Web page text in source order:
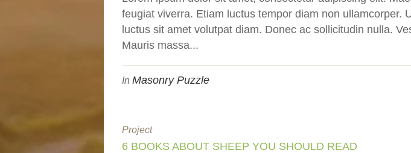
feugiat viverra. Etiam luctus tempor diam non ullamcorper.
luctus sit amet volutpat diam. Donec ac sollicitudin nulla.
Mauris massa...
In Masonry Puzzle
Project
6 BOOKS ABOUT SHEEP YOU SHOULD READ